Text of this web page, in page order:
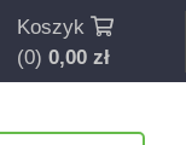
Koszyk
(0) 0,00 zł